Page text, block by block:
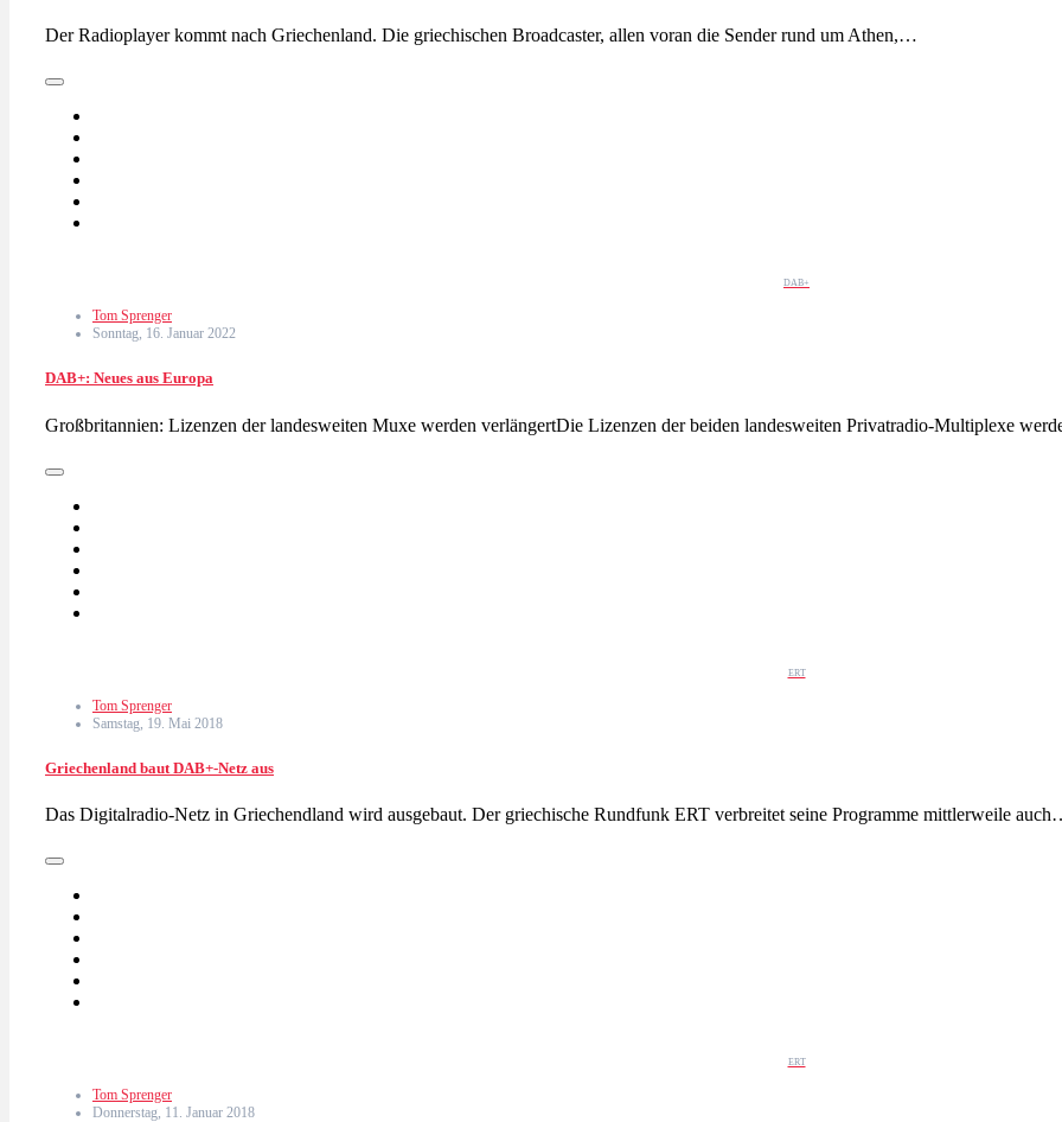
Der Radioplayer kommt nach Griechenland. Die griechischen Broadcaster, allen voran die Sender rund um Athen,…
DAB+
Tom Sprenger
Sonntag, 16. Januar 2022
DAB+: Neues aus Europa
Großbritannien: Lizenzen der landesweiten Muxe werden verlängertDie Lizenzen der beiden landesweiten Privatradio-Multiplexe
ERT
Tom Sprenger
Samstag, 19. Mai 2018
Griechenland baut DAB+-Netz aus
Das Digitalradio-Netz in Griechendland wird ausgebaut. Der griechische Rundfunk ERT verbreitet seine Programme mittlerweile
ERT
Tom Sprenger
Donnerstag, 11. Januar 2018